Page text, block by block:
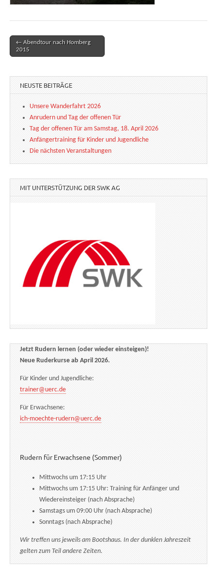
Post navigation
← Abendtour nach Homberg
2015
NEUSTE BEITRÄGE
Unsere Wanderfahrt 2026
Anrudern und Tag der offenen Tür
Tag der offenen Tür am Samstag, 18. April 2026
Anfängertraining für Kinder und Jugendliche
Die nächsten Veranstaltungen
MIT UNTERSTÜTZUNG DER SWK AG
Jetzt Rudern lernen (oder wieder einsteigen)!
Neue Ruderkurse ab April 2026.
Für Kinder und Jugendliche:
trainer@uerc.de
Für Erwachsene:
ich-moechte-rudern@uerc.de
Rudern für Erwachsene (Sommer)
Mittwochs um 17:15 Uhr
Mittwochs um 17:15 Uhr: Training für Anfänger und
Wiedereinsteiger (nach Absprache)
Samstags um 09:00 Uhr (nach Absprache)
Sonntags (nach Absprache)
Wir treffen uns jeweils am Bootshaus. In der dunklen Jahreszeit
gelten zum Teil andere Zeiten.